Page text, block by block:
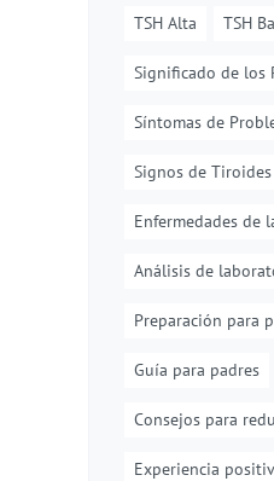
TSH Alta TSH
Significado de los
Síntomas de
Signos de
Enfermedades de
Análisis de
Preparación para
Guía para padres
Consejos para
Experiencia